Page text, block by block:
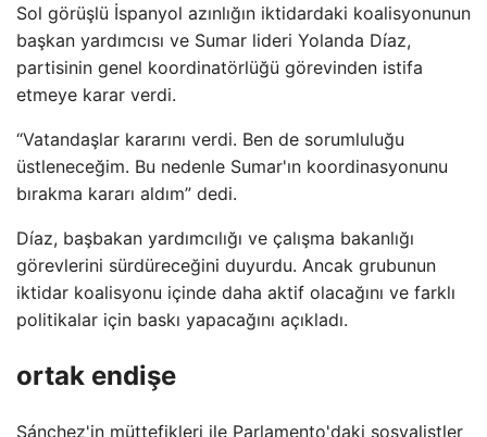
Sol görüşlü İspanyol azınlığın iktidardaki koalisyonunun
başkan yardımcısı ve Sumar lideri Yolanda Díaz,
partisinin genel koordinatörlüğü görevinden istifa
etmeye karar verdi.
“Vatandaşlar kararını verdi. Ben de sorumluluğu
üstleneceğim. Bu nedenle Sumar'ın koordinasyonunu
bırakma kararı aldım” dedi.
Díaz, başbakan yardımcılığı ve çalışma bakanlığı
görevlerini sürdüreceğini duyurdu. Ancak grubunun
iktidar koalisyonu içinde daha aktif olacağını ve farklı
politikalar için baskı yapacağını açıkladı.
ortak endişe
Sánchez'in müttefikleri ile Parlamento'daki sosyalistler